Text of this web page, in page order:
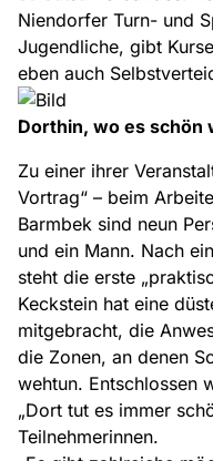
Niendorfer Turn- und
Jugendliche, gibt
eben auch
Dorthin, wo es schön
Zu einer ihrer
Vortrag“ – beim
Barmbek sind neun
und ein Mann. Nach
steht die erste
Keckstein hat eine
mitgebracht, die
die Zonen, an denen
wehtun. Entschlossen
„Dort tut es immer
Teilnehmerinnen.